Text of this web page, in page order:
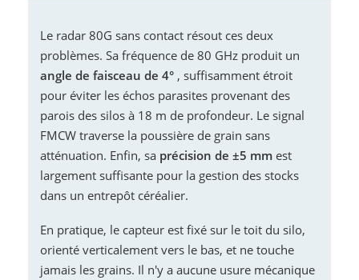
Le radar 80G sans contact résout ces deux
problèmes. Sa fréquence de 80 GHz produit un
angle de faisceau de 4°, suffisamment étroit
pour éviter les échos parasites provenant des
parois des silos à 18 m de profondeur. Le signal
FMCW traverse la poussière de grain sans
atténuation. Enfin, sa précision de ±5 mmest
largement suffisante pour la gestion des stocks
dans un entrepôt céréalier.
En pratique, le capteur est fixé sur le toit du silo,
orienté verticalement vers le bas, et ne touche
jamais les grains. Il n'y a aucune usure mécanique